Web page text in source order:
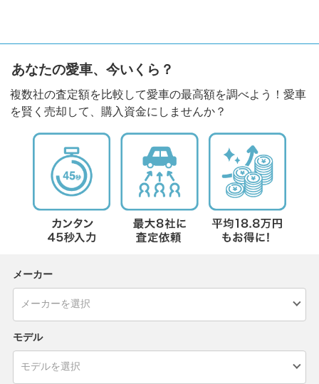
あなたの愛車、今いくら？
複数社の査定額を比較して愛車の最高額を調べよう！愛車
を賢く売却して、購入資金にしませんか？
メーカー
モデル